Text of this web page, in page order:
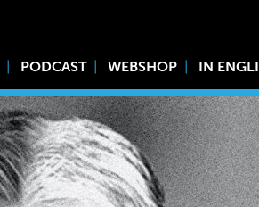
PODCAST WEBSHOP IN